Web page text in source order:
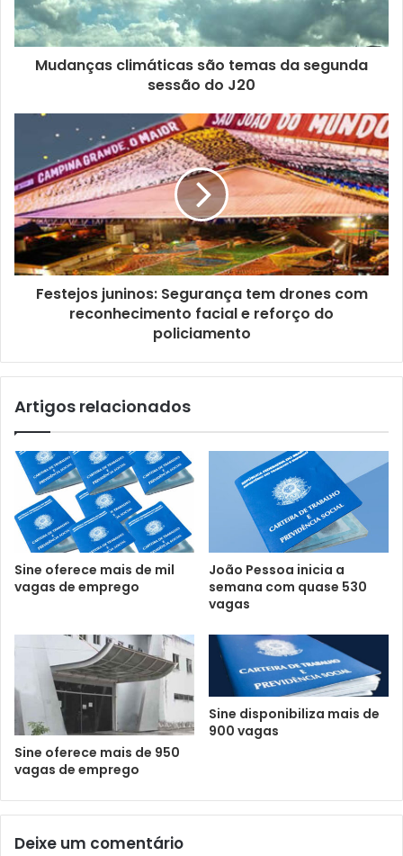
e
r
e
a
i
l
Mudanças climáticas são temas da segunda
sessão do J20
Festejos juninos: Segurança tem drones com
reconhecimento facial e reforço do
policiamento
Artigos relacionados
Sine oferece mais de mil
vagas de emprego
João Pessoa inicia a
semana com quase 530
vagas
Sine oferece mais de 950
vagas de emprego
Sine disponibiliza mais de
900 vagas
Deixe um comentário